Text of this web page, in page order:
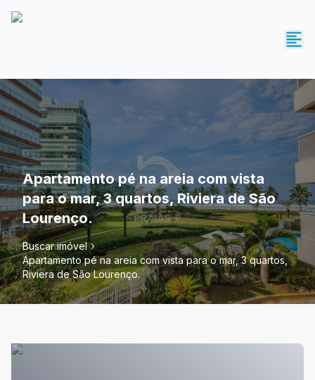
Apartamento pé na areia com vista
para o mar, 3 quartos, Riviera de São
Lourenço.
Buscar imóvel
Apartamento pé na areia com vista para o mar, 3 quartos,
Riviera de São Lourenço.